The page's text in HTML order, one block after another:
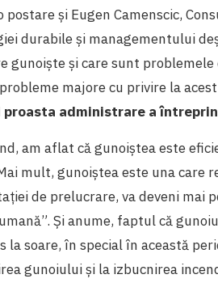
postare și Eugen Camenscic,
durabile și managementului
gunoiște și care sunt
majore cu privire la
administrare a
am aflat că gunoiștea este
mult, gunoiștea este una care
de prelucrare, va deveni mai
Și anume, faptul că
la soare, în special în această
gunoiului și la izbucnirea